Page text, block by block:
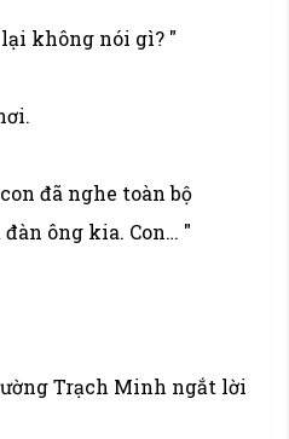
lại không nói gì? "
đã nghe toàn bộ
ông kia. Con… "
Trạch Minh ngắt lời